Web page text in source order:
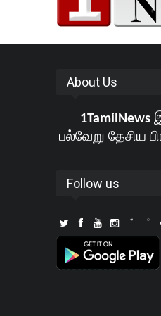
About Us
1TamilNews
பல்வேறு தேசிய
Follow us